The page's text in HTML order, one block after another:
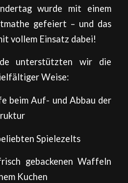
wurde mit einem
gefeiert – und das
vollem Einsatz dabei!
unterstützten wir die
Weise:
beim Auf- und Abbau der
Spielezelts
gebackenen Waffeln
Kuchen